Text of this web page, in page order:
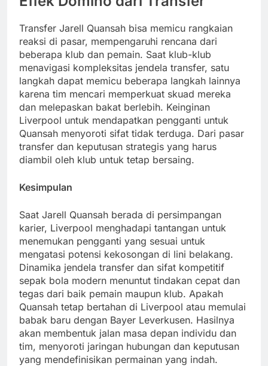
Transfer Jarell Quansah bisa memicu rangkaian
reaksi di pasar, mempengaruhi rencana dari
beberapa klub dan pemain. Saat klub-klub
menavigasi kompleksitas jendela transfer, satu
langkah dapat memicu beberapa langkah lainnya
karena tim mencari memperkuat skuad mereka
dan melepaskan bakat berlebih. Keinginan
Liverpool untuk mendapatkan pengganti untuk
Quansah menyoroti sifat tidak terduga. Dari pasar
transfer dan keputusan strategis yang harus
diambil oleh klub untuk tetap bersaing.
Kesimpulan
Saat Jarell Quansah berada di persimpangan
karier, Liverpool menghadapi tantangan untuk
menemukan pengganti yang sesuai untuk
mengatasi potensi kekosongan di lini belakang.
Dinamika jendela transfer dan sifat kompetitif
sepak bola modern menuntut tindakan cepat dan
tegas dari baik pemain maupun klub. Apakah
Quansah tetap bertahan di Liverpool atau memulai
babak baru dengan Bayer Leverkusen. Hasilnya
akan membentuk jalan masa depan individu dan
tim, menyoroti jaringan hubungan dan keputusan
yang mendefinisikan permainan yang indah.